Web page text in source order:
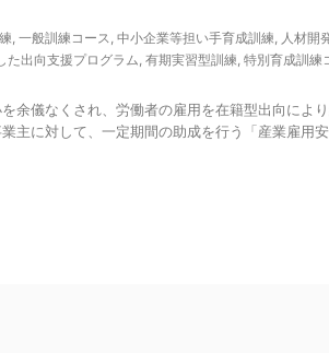
, 一般訓練コース, 中小企業等担い手育成訓練, 人材開
た出向支援プログラム, 有期実習型訓練, 特別育成訓練
余儀なくされ、労働者の雇用を在籍型出向によ
主に対して、一定期間の助成を行う「産業雇用